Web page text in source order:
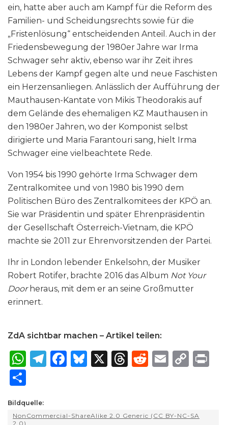
ein, hatte aber auch am Kampf für die Reform des
Familien- und Scheidungsrechts sowie für die
„Fristenlösung“ entscheidenden Anteil. Auch in der
Friedensbewegung der 1980er Jahre war Irma
Schwager sehr aktiv, ebenso war ihr Zeit ihres
Lebens der Kampf gegen alte und neue Faschisten
ein Herzensanliegen. Anlässlich der Aufführung der
Mauthausen-Kantate von Mikis Theodorakis auf
dem Gelände des ehemaligen KZ Mauthausen in
den 1980er Jahren, wo der Komponist selbst
dirigierte und Maria Farantouri sang, hielt Irma
Schwager eine vielbeachtete Rede.
Von 1954 bis 1990 gehörte Irma Schwager dem
Zentralkomitee und von 1980 bis 1990 dem
Politischen Büro des Zentralkomitees der KPÖ an.
Sie war Präsidentin und später Ehrenpräsidentin
der Gesellschaft Österreich-Vietnam, die KPÖ
machte sie 2011 zur Ehrenvorsitzenden der Partei.
Ihr in London lebender Enkelsohn, der Musiker
Robert Rotifer, brachte 2016 das Album Not Your
Doorheraus, mit dem er an seine Großmutter
erinnert.
ZdA sichtbar machen – Artikel teilen:
W
ts
T
F
B X
T
R
E
C
ar
Bildquelle:
NonCommercial-ShareAlike 2.0 Generic (CC BY-NC-SA
2.0)